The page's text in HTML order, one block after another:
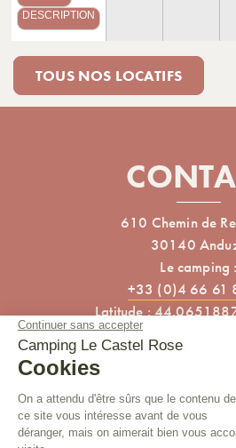
DESCRIPTION
TOUS NOS LOCATIFS
610 Chemin de
30140
Le camping :
+33 (0)4 66 61
Latitude :
Longitude :